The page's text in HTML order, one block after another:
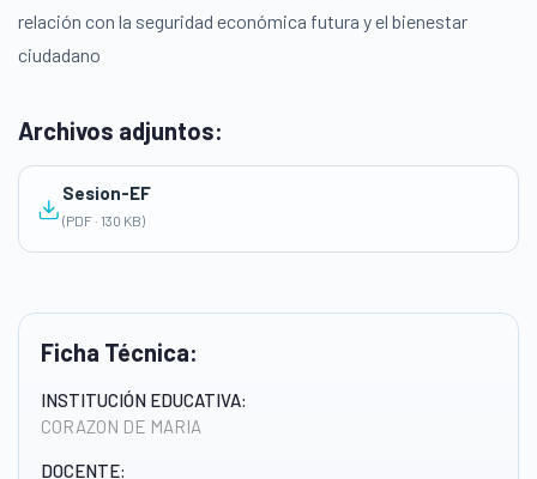
Ficha Técnica:
INSTITUCIÓN EDUCATIVA:
CORAZON DE MARIA
DOCENTE:
relación con la seguridad económica futura y el bienestar
ciudadano
Archivos adjuntos:
Sesion-EF
(PDF · 130 KB)